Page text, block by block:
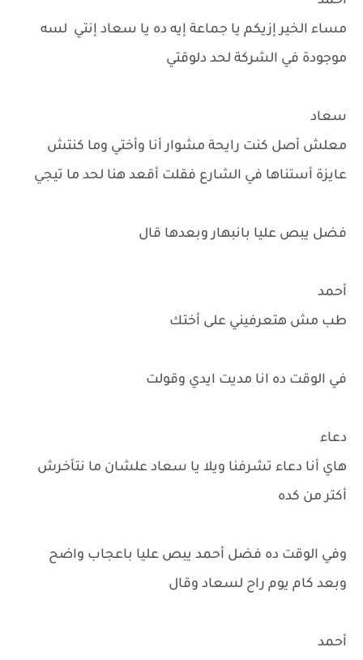
مساء الخير إزيكم يا جماعة إيه ده يا سعاد إنتي لسه
موجودة في الشركة لحد دلوقتي
سعاد
معلش أصل كنت رايحة مشوار أنا وأختي وما كنتش
عايزة أستناها في الشارع فقلت أقعد هنا لحد ما تيجي
فضل يبص عليا بانبهار وبعدها قال
أحمد
طب مش هتعرفيني على أختك
في الوقت ده انا مديت ايدي وقولت
دعاء
هاي أنا دعاء تشرفنا ويلا يا سعاد علشان ما نتأخرش
أكتر من كده
وفي الوقت ده فضل أحمد يبص عليا باعجاب واضح
وبعد كام يوم راح لسعاد وقال
أحمد